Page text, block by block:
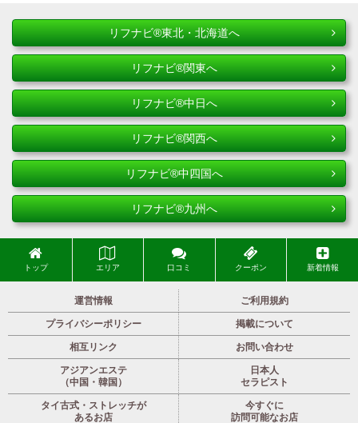
リフナビ®東北・北海道へ
リフナビ®関東へ
リフナビ®中日へ
リフナビ®関西へ
リフナビ®中四国へ
リフナビ®九州へ
トップ エリア 口コミ クーポン 新着情報
運営情報 ご利用規約
プライバシーポリシー 掲載について
相互リンク お問い合わせ
アジアンエステ
（中国・韓国）
日本人
セラピスト
タイ古式・ストレッチが
あるお店
今すぐに
訪問可能なお店